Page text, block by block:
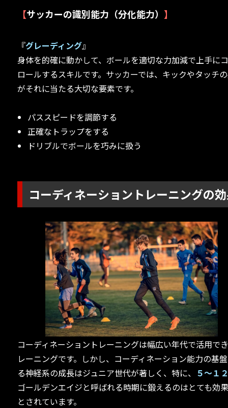
【サッカーの識別能力（分化能力）】
『グレーディング』
身体を的確に動かして、ボールを適切な力加減で上手に
ロールするスキルです。サッカーでは、キックやタッチ
がそれに当たる大切な要素です。
パススピードを調節する
正確なトラップをする
ドリブルでボールを巧みに扱う
コーディネーショントレーニングの
コーディネーショントレーニングは幅広い年代で活用で
レーニングです。しかし、コーディネーション能力の基
る神経系の成長はジュニア世代が著しく、特に、 ５～１
ゴールデンエイジと呼ばれる時期に鍛えるのはとても効
とされています。